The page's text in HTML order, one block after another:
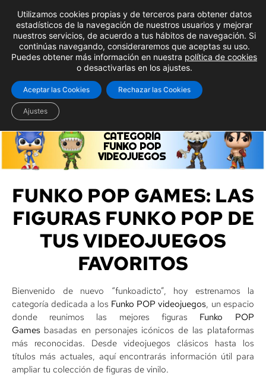
CATEGORÍA
FUNKO POP
VIDEOJUEGOS
FUNKO POP GAMES: LAS
FIGURAS FUNKO POP DE
TUS VIDEOJUEGOS
FAVORITOS
Bienvenido de nuevo “funkoadicto”, hoy estrenamos la
categoría dedicada a los Funko POP videojuegos, un espacio
donde reunimos las mejores figuras Funko POP
Games basadas en personajes icónicos de las plataformas
más reconocidas. Desde videojuegos clásicos hasta los
títulos más actuales, aquí encontrarás información útil para
ampliar tu colección de figuras de vinilo.
Utilizamos cookies propias y de terceros para obtener datos
estadísticos de la navegación de nuestros usuarios y mejorar
nuestros servicios, de acuerdo a tus hábitos de navegación. Si
continúas navegando, consideraremos que aceptas su uso.
Puedes obtener más información en nuestra política de cookies
o desactivarlas en los ajustes.
Aceptar las Cookies Rechazar las Cookies
Ajustes